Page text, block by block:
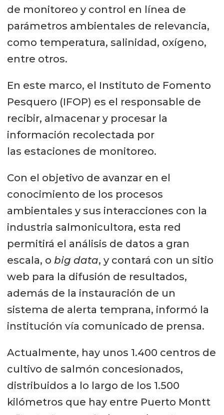
de monitoreo y control en línea de
parámetros ambientales de relevancia,
como temperatura, salinidad, oxígeno,
entre otros.
En este marco, el Instituto de Fomento
Pesquero (IFOP) es el responsable de
recibir, almacenar y procesar la
información recolectada por
las estaciones de monitoreo.
Con el objetivo de avanzar en el
conocimiento de los procesos
ambientales y sus interacciones con la
industria salmonicultora, esta red
permitirá el análisis de datos a gran
escala, o big data, y contará con un sitio
web para la difusión de resultados,
además de la instauración de un
sistema de alerta temprana, informó la
institución vía comunicado de prensa.
Actualmente, hay unos 1.400 centros de
cultivo de salmón concesionados,
distribuidos a lo largo de los 1.500
kilómetros que hay entre Puerto Montt